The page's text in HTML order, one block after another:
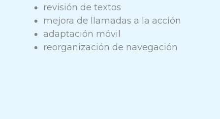
revisión de textos
mejora de llamadas a la acción
adaptación móvil
reorganización de navegación